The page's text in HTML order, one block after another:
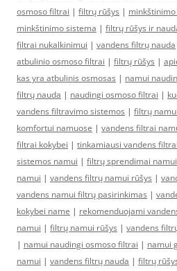
osmoso filtrai | filtrų rūšys |
minkštinimo sistema | filtrų rūšys ir
filtrai nukalkinimui | vandens filtrų nauda
atbulinio osmoso filtrai | filtrų rūšys |
kas yra atbulinis osmosas | namui
filtrų nauda | naudingi osmoso filtrai |
vandens filtravimo sistemos | filtrų
komfortui namuose | vandens filtrai
filtrai kokybei | tinkamiausi vandens
sistemos namui | filtrų sprendimai namui
namui | vandens filtrų namui rūšys |
vandens namui filtrų pasirinkimas |
kokybei name | rekomenduojami
namui | filtrų namui rūšys | vandens
| namui naudingi osmoso filtrai | namui
namui | vandens filtrų nauda | filtrų